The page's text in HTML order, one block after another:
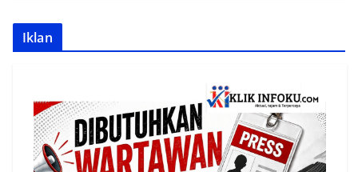
Iklan